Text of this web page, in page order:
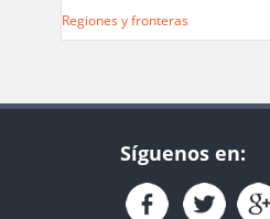
Regiones y fronteras
Síguenos en: